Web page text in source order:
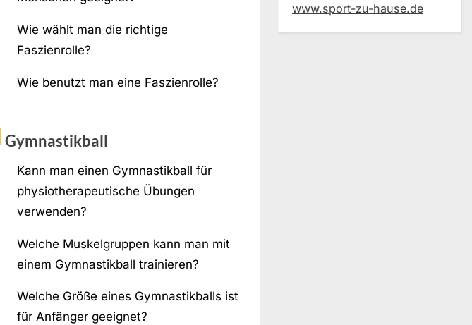
Wie wählt man die richtige
Faszienrolle?
Wie benutzt man eine Faszienrolle?
Gymnastikball
Kann man einen Gymnastikball für
physiotherapeutische Übungen
verwenden?
Welche Muskelgruppen kann man mit
einem Gymnastikball trainieren?
Welche Größe eines Gymnastikballs ist
für Anfänger geeignet?
www.sport-zu-hause.de